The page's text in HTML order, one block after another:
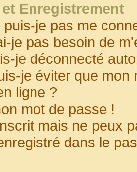
Enregistrement
puis-je pas me
je pas besoin de
je déconnecté
je éviter que
ligne ?
mot de passe !
mais ne peux
dans le